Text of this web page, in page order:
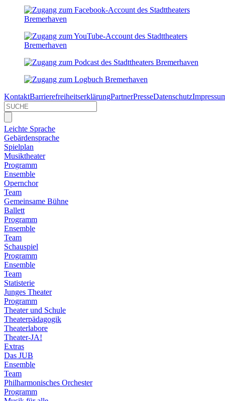
KontaktBarrierefreiheitserklärungPartnerPresseDatenschutz
Leichte Sprache
Gebärdensprache
Spielplan
Musiktheater
Programm
Ensemble
Opernchor
Team
Gemeinsame Bühne
Ballett
Programm
Ensemble
Team
Schauspiel
Programm
Ensemble
Team
Statisterie
Junges Theater
Programm
Theater und Schule
Theaterpädagogik
Theaterlabore
Theater-JA!
Extras
Das JUB
Ensemble
Team
Philharmonisches Orchester
Programm